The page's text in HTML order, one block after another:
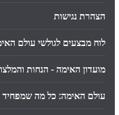
הצהרת נגישות
לוח מבצעים לגולשי עולם
מועדון האימה - הנחות
עולם האימה: כל מה שמפחיד